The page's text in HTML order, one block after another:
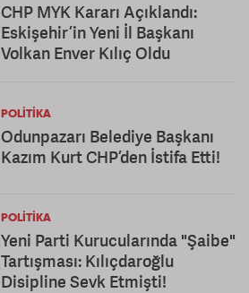
CHP MYK Kararı Açıklandı:
Eskişehir’in Yeni İl Başkanı
Volkan Enver Kılıç Oldu
POLITIKA
Odunpazarı Belediye Başkanı
Kazım Kurt CHP’den İstifa Etti!
POLITIKA
Yeni Parti Kurucularında "Şaibe"
Tartışması: Kılıçdaroğlu
Disipline Sevk Etmişti!